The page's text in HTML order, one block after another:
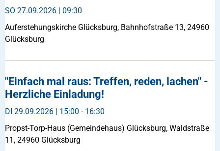
SO 27.09.2026 | 09:30
Auferstehungskirche Glücksburg, Bahnhofstraße 13, 24960
Glücksburg
"Einfach mal raus: Treffen, reden, lachen" -
Herzliche Einladung!
DI 29.09.2026 | 15:00 - 16:30
Propst-Torp-Haus (Gemeindehaus) Glücksburg, Waldstraße
11, 24960 Glücksburg